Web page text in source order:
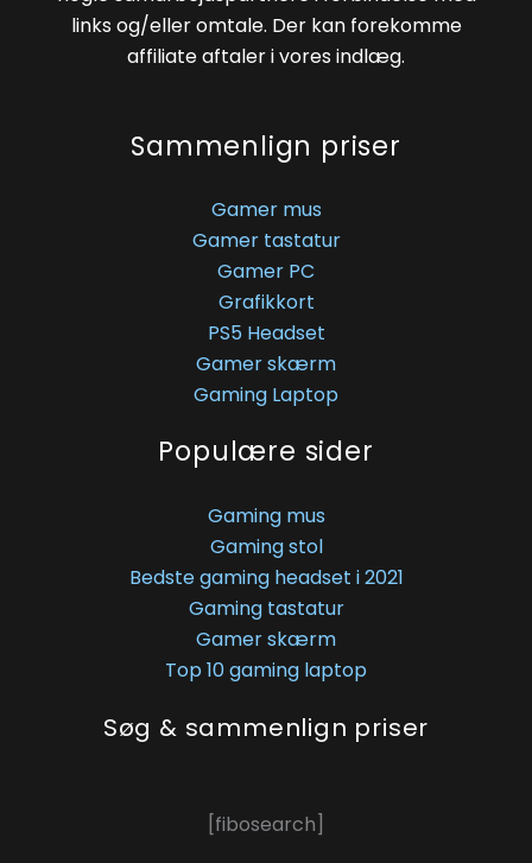
links og/eller omtale. Der kan forekomme
affiliate aftaler i vores indlæg.
Sammenlign priser
Gamer mus
Gamer tastatur
Gamer PC
Grafikkort
PS5 Headset
Gamer skærm
Gaming Laptop
Populære sider
Gaming mus
Gaming stol
Bedste gaming headset i 2021
Gaming tastatur
Gamer skærm
Top 10 gaming laptop
Søg & sammenlign priser
[fibosearch]